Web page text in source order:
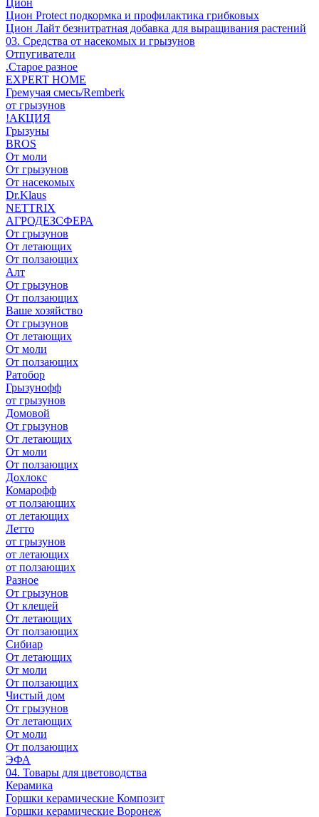
Цион
Цион Protect подкормка и профилактика грибковых
Цион Лайт безнитратная добавка для выращивания растений
03. Средства от насекомых и грызунов
Отпугиватели
.Старое разное
EXPERT HOME
Гремучая смесь/Remberk
от грызунов
!АКЦИЯ
Грызуны
BROS
От моли
От грызунов
От насекомых
Dr.Klaus
NETTRIX
АГРОДЕЗСФЕРА
От грызунов
От летающих
От ползающих
Алт
От грызунов
От ползающих
Ваше хозяйство
От грызунов
От летающих
От моли
От ползающих
Ратобор
Грызунофф
от грызунов
Домовой
От грызунов
От летающих
От моли
От ползающих
Дохлокс
Комарофф
от ползающих
от летающих
Летто
от грызунов
от летающих
от ползающих
Разное
От грызунов
От клещей
От летающих
От ползающих
Сибиар
От летающих
От моли
От ползающих
Чистый дом
От грызунов
От летающих
От моли
От ползающих
ЭФА
04. Товары для цветоводства
Керамика
Горшки керамические Композит
Горшки керамические Воронеж